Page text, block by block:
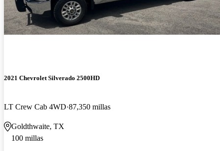
2021 Chevrolet Silverado 2500HD
LT Crew Cab 4WD 87,350 millas
Goldthwaite, TX
100 millas